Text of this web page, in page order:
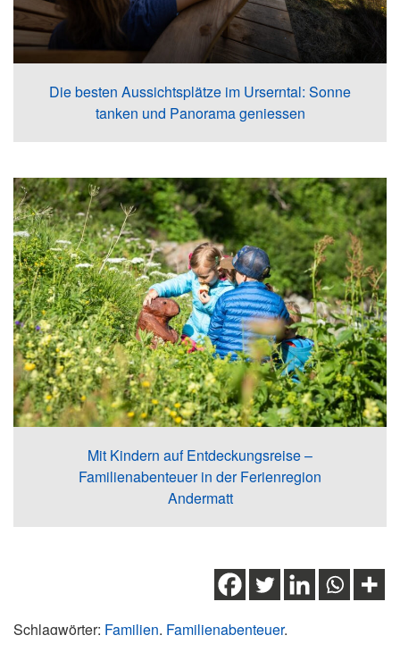
Die besten Aussichtsplätze im Urserntal: Sonne
tanken und Panorama geniessen
Mit Kindern auf Entdeckungsreise –
Familienabenteuer in der Ferienregion
Andermatt
Schlagwörter: Familien, Familienabenteuer,